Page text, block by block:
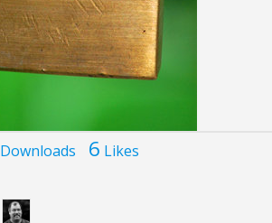
Downloads 6 Likes